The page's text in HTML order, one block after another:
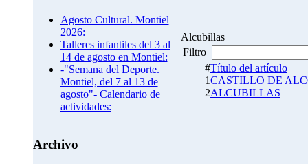
Agosto Cultural. Montiel
2026:
Talleres infantiles del 3 al
14 de agosto en Montiel:
-"Semana del Deporte.
Montiel, del 7 al 13 de
agosto"- Calendario de
actividades:
Archivo
Alcubillas
Filtro
#Título del artículo
1CASTILLO DE
2ALCUBILLAS